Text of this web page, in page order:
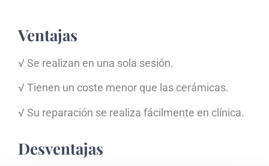
Ventajas
√ Se realizan en una sola sesión.
√ Tienen un coste menor que las cerámicas.
√ Su reparación se realiza fácilmente en clínica.
Desventajas